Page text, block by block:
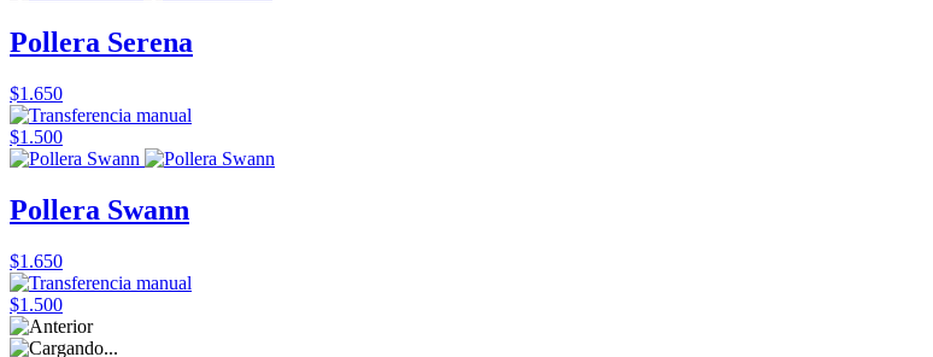
Pollera Serena
$1.650
$1.500
Pollera Swann
$1.650
$1.500